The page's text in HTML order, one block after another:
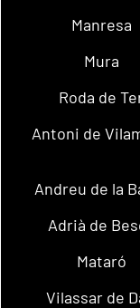
Manresa
Mura
Roda de
Antoni de
Andreu de la
Adrià de
Mataró
Vilassar de